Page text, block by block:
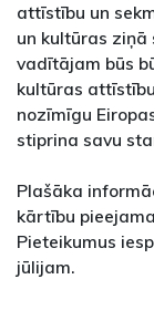
attīstību un
un kultūras ziņā
vadītājam būs
kultūras
nozīmīgu
stiprina savu
Plašāka
kārtību
Pieteikumus
jūlijam.